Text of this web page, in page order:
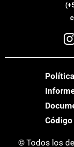
© Todos los